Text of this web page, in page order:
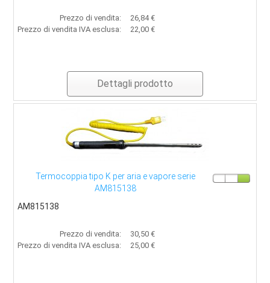
Prezzo di vendita:
26,84 €
Prezzo di vendita IVA esclusa:
22,00 €
Dettagli prodotto
Termocoppia tipo K per aria e vapore serie
AM815138
AM815138
Prezzo di vendita:
30,50 €
Prezzo di vendita IVA esclusa:
25,00 €